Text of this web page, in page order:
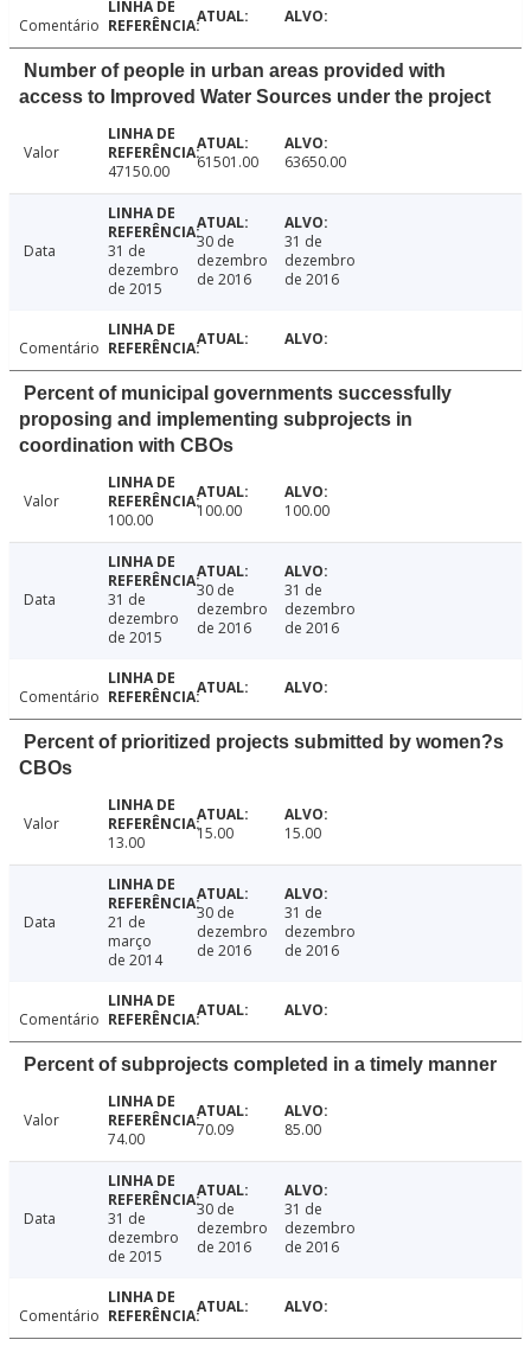
Comentário
Number of people in urban areas provided with
access to Improved Water Sources under the project
Valor
47150.00
61501.00 63650.00
Data
31 de
dezembro
de 2015
30 de
dezembro
de 2016
31 de
dezembro
de 2016
Comentário
Percent of municipal governments successfully
proposing and implementing subprojects in
coordination with CBOs
Valor
100.00
100.00 100.00
Data
31 de
dezembro
de 2015
30 de
dezembro
de 2016
31 de
dezembro
de 2016
Comentário
Percent of prioritized projects submitted by women?s
CBOs
Valor
13.00
15.00 15.00
Data
21 de
março
de 2014
30 de
dezembro
de 2016
31 de
dezembro
de 2016
Comentário
Percent of subprojects completed in a timely manner
Valor
74.00
70.09 85.00
Data
31 de
dezembro
de 2015
30 de
dezembro
de 2016
31 de
dezembro
de 2016
Comentário